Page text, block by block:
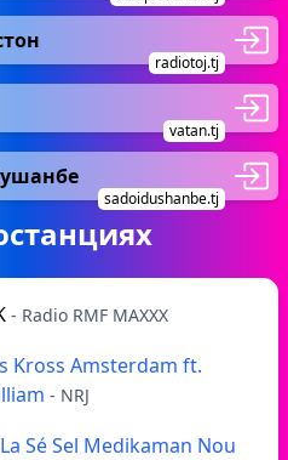
radiotoj.tj
vatan.tj
sadoidushanbe.tj
- Radio RMF MAXXX
Kross Amsterdam ft.
- NRJ
Sé Sel Medikaman Nou